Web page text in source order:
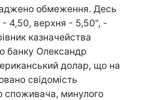
обмеження. Десь
4,50, верхня - 5,50", -
казначейства
банку Олександр
долар, що на
свідомість
споживача, минулого